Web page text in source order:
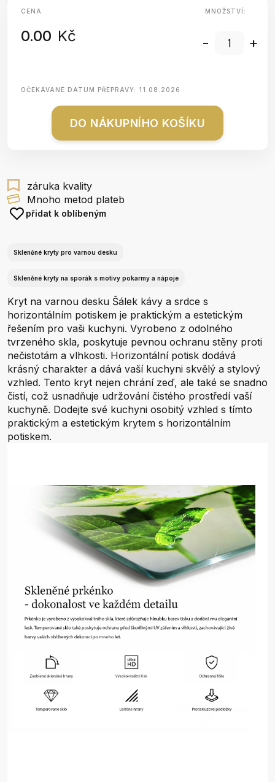
CENA
0.00 Kč
MNOŽSTVÍ:
- +
OČEKÁVANÉ DATUM PŘEPRAVY: 11.08.2026
DO NÁKUPNÍHO KOŠÍKU
záruka kvality
Mnoho metod plateb
přidat k oblíbeným
Skleněné kryty pro varnou desku
Skleněné kryty na sporák s motivy pokarmy a nápoje
Kryt na varnou desku Šálek kávy a srdce s
horizontálním potiskem je praktickým a estetickým
řešením pro vaši kuchyni. Vyrobeno z odolného
tvrzeného skla, poskytuje pevnou ochranu stěny proti
nečistotám a vlhkosti. Horizontální potisk dodává
krásný charakter a dává vaší kuchyni skvělý a stylový
vzhled. Tento kryt nejen chrání zeď, ale také se snadno
čistí, což usnadňuje udržování čistého prostředí vaší
kuchyně. Dodejte své kuchyni osobitý vzhled s tímto
praktickým a estetickým krytem s horizontálním
potiskem.